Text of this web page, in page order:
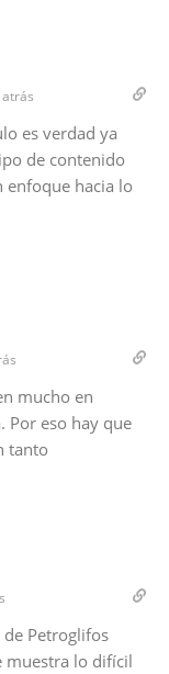
es verdad ya
de contenido
enfoque hacia lo
mucho en
Por eso hay que
tanto
Petroglifos
muestra lo difícil